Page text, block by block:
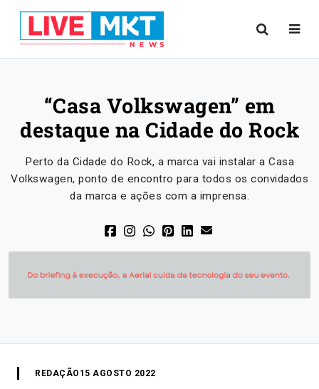
“Casa Volkswagen” em
destaque na Cidade do Rock
Perto da Cidade do Rock, a marca vai instalar a Casa
Volkswagen, ponto de encontro para todos os convidados
da marca e ações com a imprensa.
REDAÇÃO 15 AGOSTO 2022